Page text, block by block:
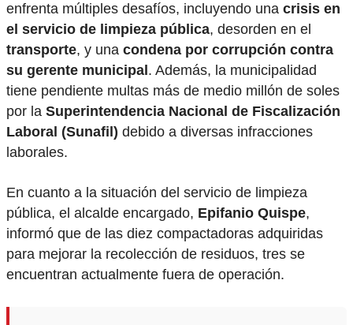
enfrenta múltiples desafíos, incluyendo una crisis en
el servicio de limpieza pública, desorden en el
transporte, y una condena por corrupción contra
su gerente municipal . Además, la municipalidad
tiene pendiente multas más de medio millón de soles
por la Superintendencia Nacional de Fiscalización
Laboral (Sunafil) debido a diversas infracciones
laborales.
En cuanto a la situación del servicio de limpieza
pública, el alcalde encargado, Epifanio Quispe,
informó que de las diez compactadoras adquiridas
para mejorar la recolección de residuos, tres se
encuentran actualmente fuera de operación.